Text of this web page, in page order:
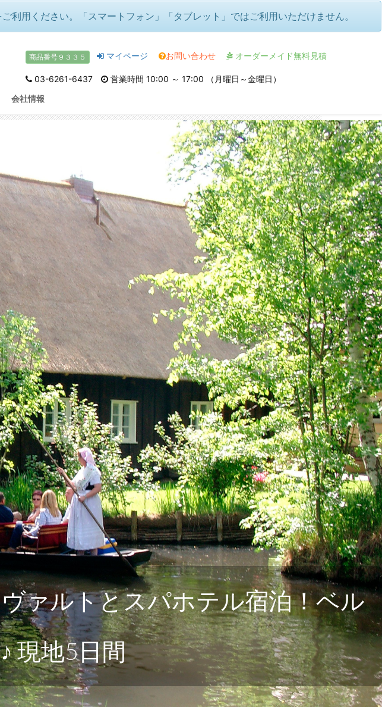
用ください。「スマートフォン」「タブレット」ではご利用いただけません。
商品番号９３３５ オーダーメイド無料見積
お問い合わせ
マイページ
03-6261-6437
営業時間 10:00 ～ 17:00 （月曜日～金曜日）
会社情報
すめツアー満載！🌟光の祭典🌙フェスティバル・オブ・ライツなど
ァルトとスパホテル宿泊！ベル
現地5日間